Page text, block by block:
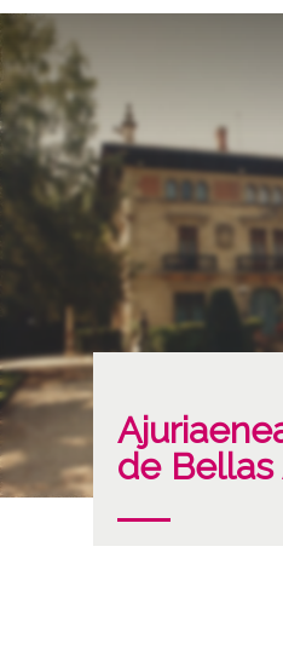
de Bellas